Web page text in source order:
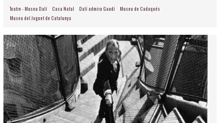
Teatre - Museu Dalí Casa Natal Dalí admira Gaudí
Museu de Cadaqués
Museu del Joguet de Catalunya